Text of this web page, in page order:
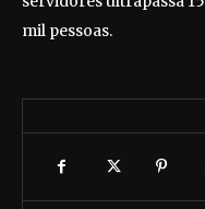
mil pessoas.